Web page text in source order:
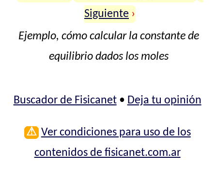
Siguiente ›
Ejemplo, cómo calcular la constante de
equilibrio dados los moles
Buscador de Fisicanet• Deja tu opinión
⚠ Ver condiciones para uso de los
contenidos de fisicanet.com.ar